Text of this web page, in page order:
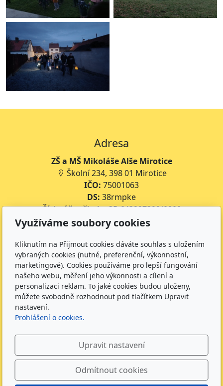
Adresa
ZŠ a MŠ Mikoláše Alše Mirotice
Školní 234, 398 01 Mirotice
IČO: 75001063
DS: 38rmpke
Číslo účtu školy:35-643227399/0800
Číslo účtu jídelny:643227399/0800
Kontakt
+420 734 316 620 - Ředitel školy
+420 733 539 322 - Zástupce ředitele pro předškolní
vzdělávání
+420 733 539 323 - Školní družina
info@zsmirotice.cz
Sledujte nás
Využíváme soubory cookies
Kliknutím na Přijmout cookies dáváte souhlas s uložením
vybraných cookies (nutné, preferenční, výkonnostní,
marketingové). Cookies používáme pro lepší fungování
našeho webu, měření jeho výkonnosti a cílení a
personalizaci reklam. To jaké cookies budou uloženy,
můžete svobodně rozhodnout pod tlačítkem Upravit
nastavení.
Prohlášení o cookies.
Upravit nastavení
Odmítnout cookies